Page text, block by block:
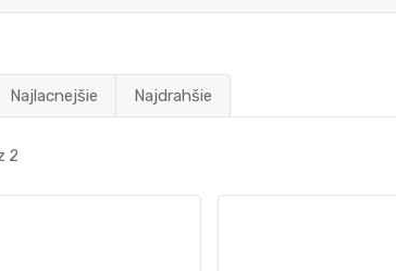
Najlacnejšie Najdrahšie
2